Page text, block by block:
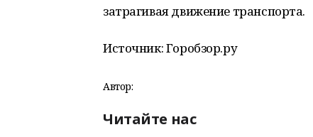
затрагивая движение транспорта.
Источник: Горобзор.ру
Автор:
Читайте нас